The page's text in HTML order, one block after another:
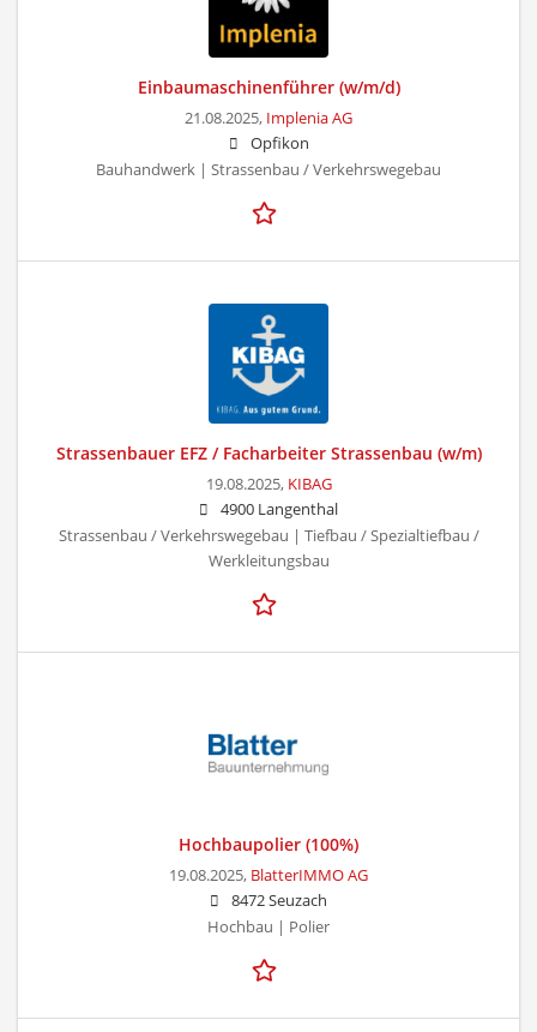
Einbaumaschinenführer (w/m/d)
21.08.2025, Implenia AG
Opfikon
Bauhandwerk | Strassenbau / Verkehrswegebau
Strassenbauer EFZ / Facharbeiter Strassenbau (w/m)
19.08.2025, KIBAG
4900 Langenthal
Strassenbau / Verkehrswegebau | Tiefbau / Spezialtiefbau /
Werkleitungsbau
Hochbaupolier (100%)
19.08.2025, BlatterIMMO AG
8472 Seuzach
Hochbau | Polier